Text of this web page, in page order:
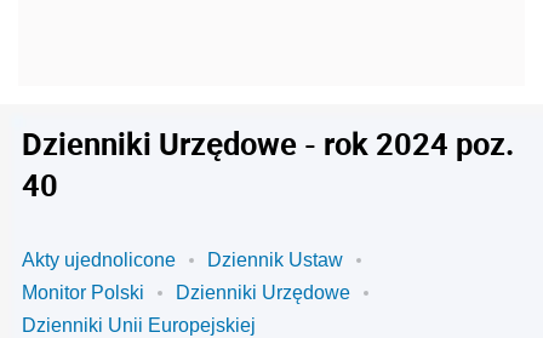
Dzienniki Urzędowe - rok 2024 poz.
40
Akty ujednolicone
Dziennik Ustaw
Monitor Polski
Dzienniki Urzędowe
Dzienniki Unii Europejskiej